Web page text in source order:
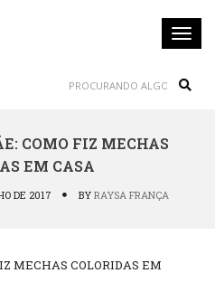
COMO FIZ MECHAS
EM CASA
DE 2017 BY RAYSA FRANÇA
MECHAS COLORIDAS EM